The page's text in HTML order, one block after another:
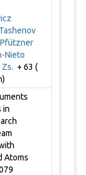
Tashenov
Pfützner
Nieto
+ 63 (
in
Atoms